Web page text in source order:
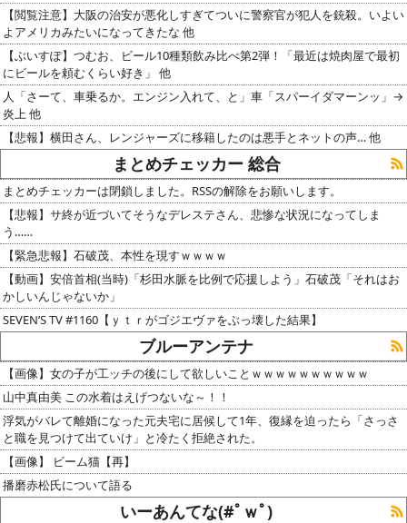
【閲覧注意】大阪の治安が悪化しすぎてついに警察官が犯人を銃殺。いよい
よアメリカみたいになってきたな 他
【ぶいすぽ】つむお、ビール10種類飲み比べ第2弾！「最近は焼肉屋で最初
にビールを頼むくらい好き」 他
人「さーて、車乗るか。エンジン入れて、と」車「スパーイダマーンッ」→
炎上 他
【悲報】横田さん、レンジャーズに移籍したのは悪手とネットの声… 他
まとめチェッカー 総合
まとめチェッカーは閉鎖しました。RSSの解除をお願いします。
【悲報】サ終が近づいてそうなデレステさん、悲惨な状況になってしま
う……
【緊急悲報】石破茂、本性を現すｗｗｗｗ
【動画】安倍首相(当時)「杉田水脈を比例で応援しよう」石破茂「それはお
かしいんじゃないか」
SEVEN’S TV #1160【ｙｔｒがゴジエヴァをぶっ壊した結果】
ブルーアンテナ
【画像】女の子が工ッチの後にして欲しいことｗｗｗｗｗｗｗｗｗｗ
山中真由美 この水着はえげつないな～！！
浮気がバレて離婚になった元夫宅に居候して1年、復縁を迫ったら「さっさ
と職を見つけて出ていけ」と冷たく拒絶された。
【画像】 ビーム猫【再】
播磨赤松氏について語る
いーあんてな(#ﾟｗﾟ)